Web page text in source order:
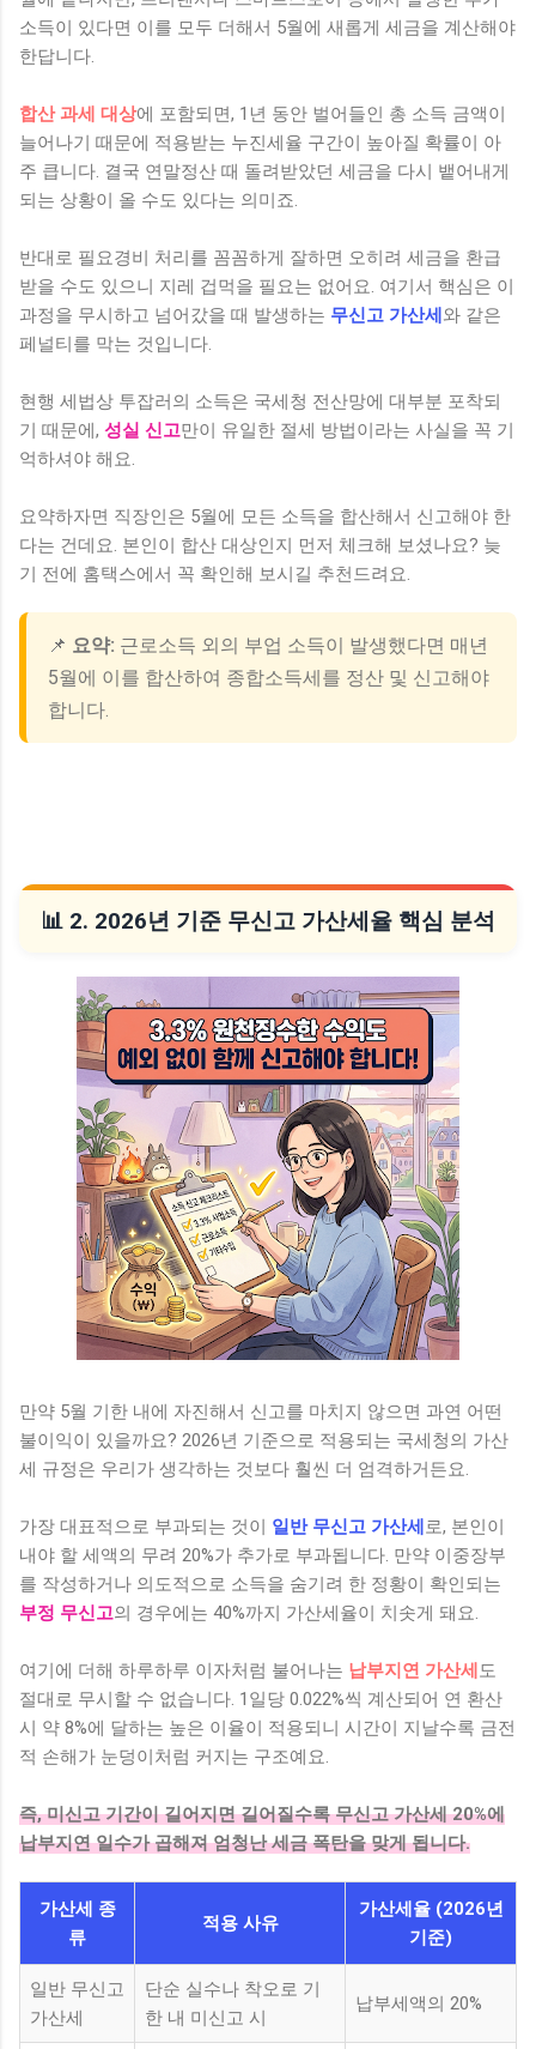
소득이 있다면 이를 모두 더해서 5월에 새롭게 세금을 계산해야
한답니다.
합산 과세 대상에 포함되면, 1년 동안 벌어들인 총 소득 금액이
늘어나기 때문에 적용받는 누진세율 구간이 높아질 확률이 아
주 큽니다. 결국 연말정산 때 돌려받았던 세금을 다시 뱉어내게
되는 상황이 올 수도 있다는 의미죠.
반대로 필요경비 처리를 꼼꼼하게 잘하면 오히려 세금을 환급
받을 수도 있으니 지레 겁먹을 필요는 없어요. 여기서 핵심은 이
과정을 무시하고 넘어갔을 때 발생하는 무신고 가산세와 같은
페널티를 막는 것입니다.
현행 세법상 투잡러의 소득은 국세청 전산망에 대부분 포착되
기 때문에, 성실 신고만이 유일한 절세 방법이라는 사실을 꼭 기
억하셔야 해요.
요약하자면 직장인은 5월에 모든 소득을 합산해서 신고해야 한
다는 건데요. 본인이 합산 대상인지 먼저 체크해 보셨나요? 늦
기 전에 홈택스에서 꼭 확인해 보시길 추천드려요.
📌 요약: 근로소득 외의 부업 소득이 발생했다면 매년
5월에 이를 합산하여 종합소득세를 정산 및 신고해야
합니다.
📊 2. 2026년 기준 무신고 가산세율 핵심 분석
만약 5월 기한 내에 자진해서 신고를 마치지 않으면 과연 어떤
불이익이 있을까요? 2026년 기준으로 적용되는 국세청의 가산
세 규정은 우리가 생각하는 것보다 훨씬 더 엄격하거든요.
가장 대표적으로 부과되는 것이 일반 무신고 가산세 로, 본인이
내야 할 세액의 무려 20%가 추가로 부과됩니다. 만약 이중장부
를 작성하거나 의도적으로 소득을 숨기려 한 정황이 확인되는
부정 무신고의 경우에는 40%까지 가산세율이 치솟게 돼요.
여기에 더해 하루하루 이자처럼 불어나는 납부지연 가산세 도
절대로 무시할 수 없습니다. 1일당 0.022%씩 계산되어 연 환산
시 약 8%에 달하는 높은 이율이 적용되니 시간이 지날수록 금전
적 손해가 눈덩이처럼 커지는 구조예요.
즉, 미신고 기간이 길어지면 길어질수록 무신고 가산세 20%에
납부지연 일수가 곱해져 엄청난 세금 폭탄을 맞게 됩니다.
가산세 종
류
적용 사유
가산세율 (2026년
기준)
일반 무신고
가산세
단순 실수나 착오로 기
한 내 미신고 시
납부세액의 20%